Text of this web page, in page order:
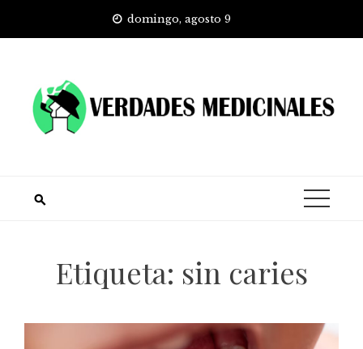
domingo, agosto 9
Etiqueta: sin caries